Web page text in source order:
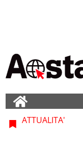
ATTUALITA'